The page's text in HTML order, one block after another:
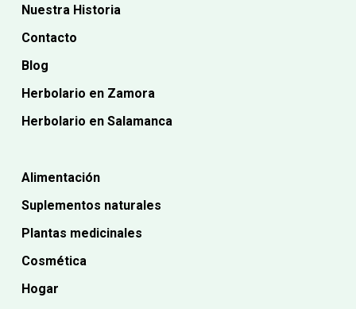
Nuestra Historia
Contacto
Blog
Herbolario en Zamora
Herbolario en Salamanca
Alimentación
Suplementos naturales
Plantas medicinales
Cosmética
Hogar